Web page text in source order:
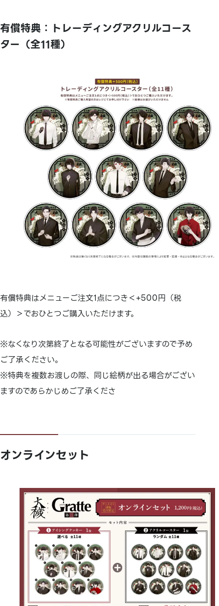
有償特典：トレーディングアクリルコース
ター（全11種）
有償特典はメニューご注文1点につき＜+500円（税
込）＞でおひとつご購入いただけます。
※なくなり次第終了となる可能性がございますので予め
ご了承ください。
※特典を複数お渡しの際、同じ絵柄が出る場合がござい
ますのであらかじめご了承くださ
オンラインセット